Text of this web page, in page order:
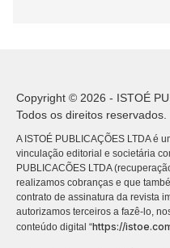
Copyright © 2026 - ISTOÉ
Todos os direitos reservados.
A ISTOÉ PUBLICAÇÕES LTDA é
vinculação editorial e societária
PUBLICACÕES LTDA
realizamos cobranças e que
contrato de assinatura da revista
autorizamos terceiros a fazê-lo,
conteúdo digital “https://